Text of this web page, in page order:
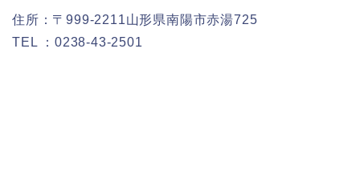
住所：〒999-2211山形県南陽市赤湯725
TEL ：0238-43-2501